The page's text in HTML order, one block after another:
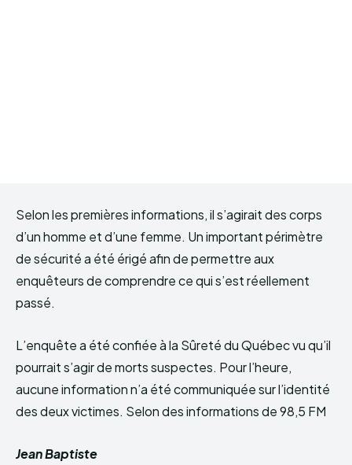
Selon les premières informations, il s’agirait des corps
d’un homme et d’une femme. Un important périmètre
de sécurité a été érigé afin de permettre aux
enquêteurs de comprendre ce qui s’est réellement
passé.
L’enquête a été confiée à la Sûreté du Québec vu qu’il
pourrait s’agir de morts suspectes. Pour l’heure,
aucune information n’a été communiquée sur l’identité
des deux victimes. Selon des informations de 98,5 FM
Jean Baptiste